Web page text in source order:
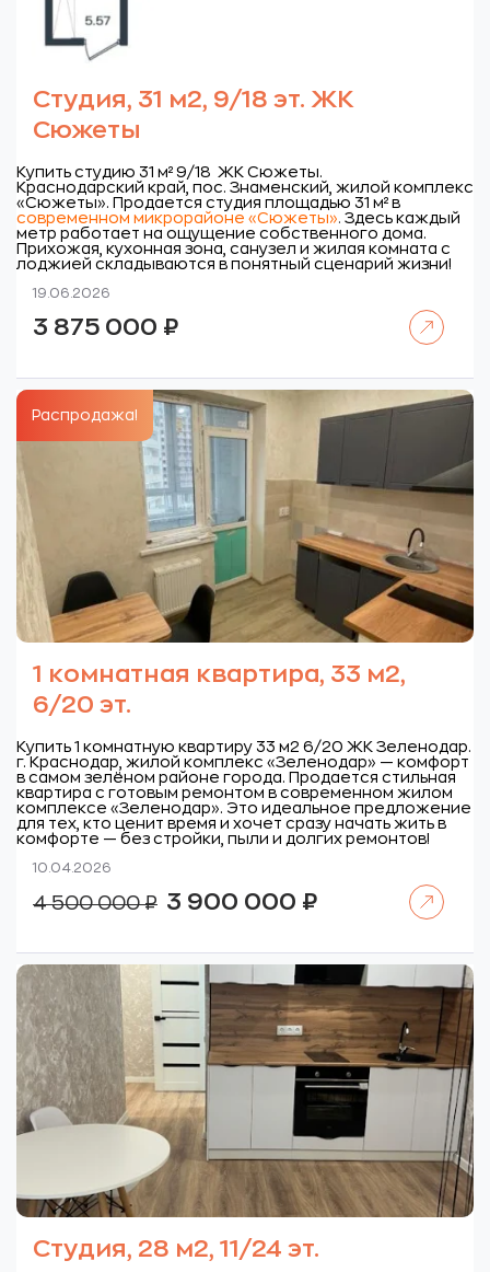
Студия, 31 м2, 9/18 эт. ЖК
Сюжеты
Купить студию 31 м² 9/18 ЖК Сюжеты.
Краснодарский край, пос. Знаменский, жилой комплекс
«Сюжеты». Продается студия площадью 31 м² в
современном микрорайоне «Сюжеты». Здесь каждый
метр работает на ощущение собственного дома.
Прихожая, кухонная зона, санузел и жилая комната с
лоджией складываются в понятный сценарий жизни!
19.06.2026
3 875 000 ₽
Распродажа!
1 комнатная квартира, 33 м2,
6/20 эт.
Купить 1 комнатную квартиру 33 м2 6/20 ЖК Зеленодар.
г. Краснодар, жилой комплекс «Зеленодар» — комфорт
в самом зелёном районе города. Продается стильная
квартира с готовым ремонтом в современном жилом
комплексе «Зеленодар». Это идеальное предложение
для тех, кто ценит время и хочет сразу начать жить в
комфорте — без стройки, пыли и долгих ремонтов!
10.04.2026
4 500 000₽
Первоначальная
цена
500
3 900 000 ₽Текущая
000 ₽.
Студия, 28 м2, 11/24 эт.